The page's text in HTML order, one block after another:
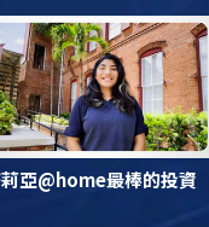
亞@home最棒的投資